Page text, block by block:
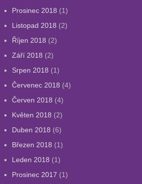
Prosinec 2018 (1)
Listopad 2018 (2)
Říjen 2018 (2)
Září 2018 (2)
Srpen 2018 (1)
Červenec 2018 (4)
Červen 2018 (4)
Květen 2018 (2)
Duben 2018 (6)
Březen 2018 (1)
Leden 2018 (1)
Prosinec 2017 (1)